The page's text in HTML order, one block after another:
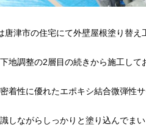
唐津市の住宅にて外壁屋根塗り替え
地調整の2層目の続きから施工して
着性に優れたエポキシ結合微弾性
しながらしっかりと塗り込んでまい